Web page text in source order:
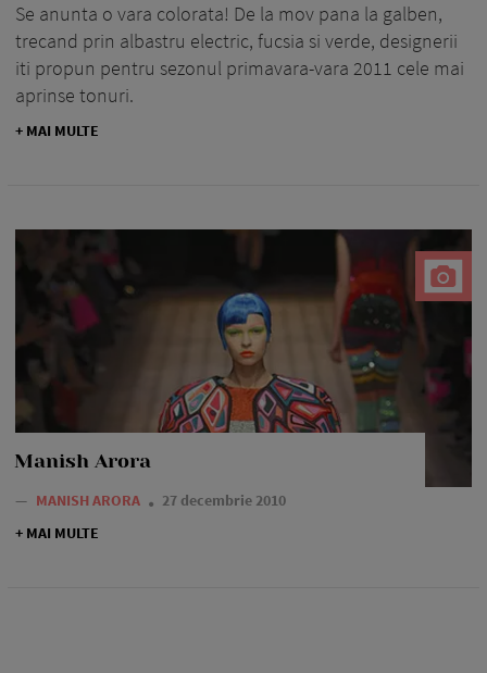
Se anunta o vara colorata! De la mov pana la galben,
trecand prin albastru electric, fucsia si verde, designerii
iti propun pentru sezonul primavara-vara 2011 cele mai
aprinse tonuri.
+ MAI MULTE
Manish Arora
— MANISH ARORA
27 decembrie 2010
+ MAI MULTE